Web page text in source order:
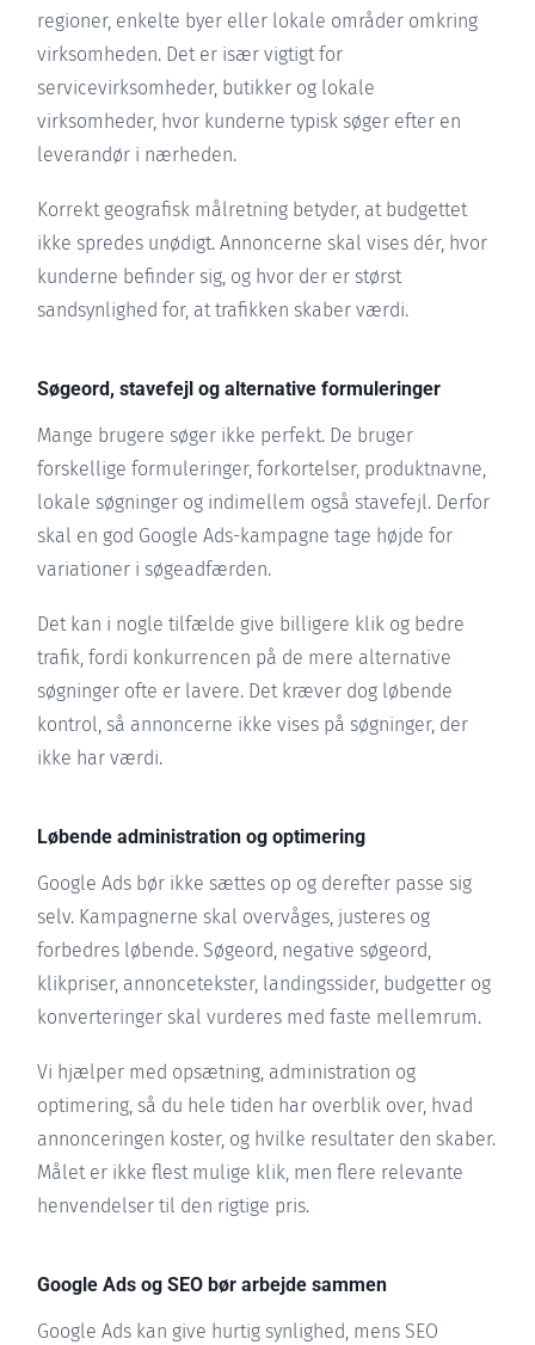
regioner, enkelte byer eller lokale områder omkring
virksomheden. Det er især vigtigt for
servicevirksomheder, butikker og lokale
virksomheder, hvor kunderne typisk søger efter en
leverandør i nærheden.
Korrekt geografisk målretning betyder, at budgettet
ikke spredes unødigt. Annoncerne skal vises dér, hvor
kunderne befinder sig, og hvor der er størst
sandsynlighed for, at trafikken skaber værdi.
Søgeord, stavefejl og alternative formuleringer
Mange brugere søger ikke perfekt. De bruger
forskellige formuleringer, forkortelser, produktnavne,
lokale søgninger og indimellem også stavefejl. Derfor
skal en god Google Ads-kampagne tage højde for
variationer i søgeadfærden.
Det kan i nogle tilfælde give billigere klik og bedre
trafik, fordi konkurrencen på de mere alternative
søgninger ofte er lavere. Det kræver dog løbende
kontrol, så annoncerne ikke vises på søgninger, der
ikke har værdi.
Løbende administration og optimering
Google Ads bør ikke sættes op og derefter passe sig
selv. Kampagnerne skal overvåges, justeres og
forbedres løbende. Søgeord, negative søgeord,
klikpriser, annoncetekster, landingssider, budgetter og
konverteringer skal vurderes med faste mellemrum.
Vi hjælper med opsætning, administration og
optimering, så du hele tiden har overblik over, hvad
annonceringen koster, og hvilke resultater den skaber.
Målet er ikke flest mulige klik, men flere relevante
henvendelser til den rigtige pris.
Google Ads og SEO bør arbejde sammen
Google Ads kan give hurtig synlighed, mens SEO